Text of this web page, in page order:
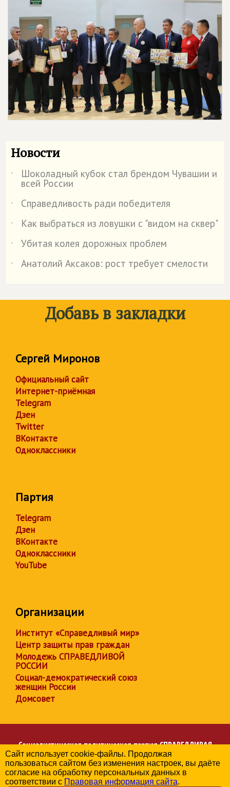
Новости
˙ Шоколадный кубок стал брендом Чувашии и
всей России
˙
Справедливость ради победителя
˙
Как выбраться из ловушки с "видом на сквер"
˙
Убитая колея дорожных проблем
˙
Анатолий Аксаков: рост требует смелости
Добавь в закладки
Сергей Миронов
Официальный сайт
Интернет-приёмная
Telegram
Дзен
Twitter
ВКонтакте
Одноклассники
Партия
Telegram
Дзен
ВКонтакте
Одноклассники
YouTube
Организации
Институт «Справедливый мир»
Центр защиты прав граждан
Молодежь СПРАВЕДЛИВОЙ
РОССИИ
Социал-демократический союз
женщин России
Домсовет
Социалистическая политическая партияСПРАВЕДЛИВАЯ
РОССИЯ
Региональное отделение партии в Чувашской Республике
© 2006-2026
Сайт использует cookie-файлы. Продолжая
пользоваться сайтом без изменения настроек, вы даёте
согласие на обработку персональных данных в
соответствии с Правовая информация сайта.